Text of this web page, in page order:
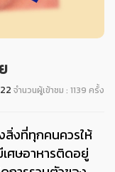
จำนวนผู้เข้าชม : 1139 ครั้ง
สิ่งที่ทุกคนควรให้
ศษอาหารติดอยู่